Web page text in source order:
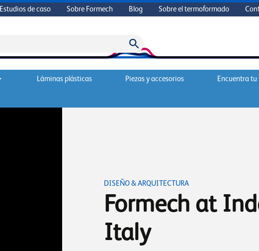
Estudios de caso Sobre Formech Blog Sobre el termoformado
Láminas plásticas Piezas y accesorios Encuentra
DISEÑO & ARQUITECTURA
Formech at
Italy